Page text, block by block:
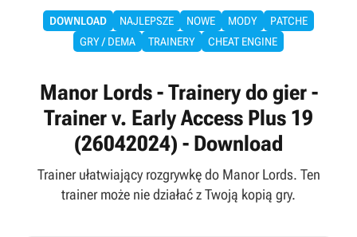
DOWNLOAD NAJLEPSZE NOWE MODY
PATCHE
GRY / DEMA
TRAINERY CHEAT ENGINE
Manor Lords - Trainery do gier -
Trainer v. Early Access Plus 19
(26042024) - Download
Trainer ułatwiający rozgrywkę do Manor Lords. Ten
trainer może nie działać z Twoją kopią gry.